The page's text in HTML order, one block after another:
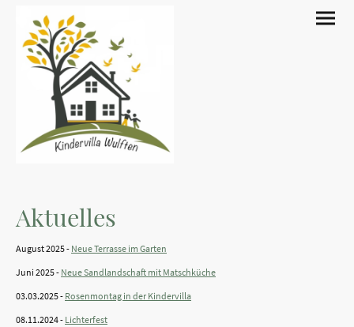
Aktuelles
August 2025 - Neue Terrasse im Garten
Juni 2025 - Neue Sandlandschaft mit Matschküche
03.03.2025 - Rosenmontag in der Kindervilla
08.11.2024 - Lichterfest